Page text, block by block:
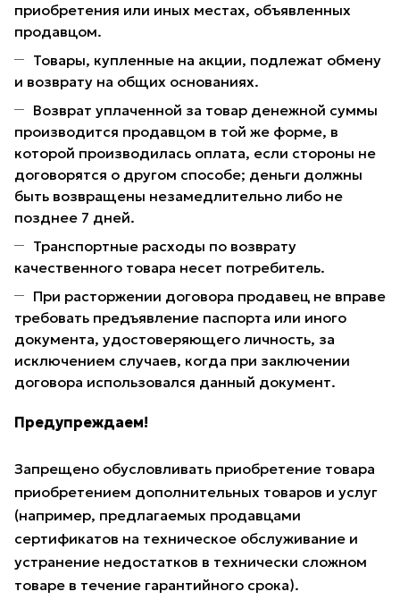
приобретения или иных местах, объявленных
продавцом.
Товары, купленные на акции, подлежат обмену
и возврату на общих основаниях.
Возврат уплаченной за товар денежной суммы
производится продавцом в той же форме, в
которой производилась оплата, если стороны не
договорятся о другом способе; деньги должны
быть возвращены незамедлительно либо не
позднее 7 дней.
Транспортные расходы по возврату
качественного товара несет потребитель.
При расторжении договора продавец не вправе
требовать предъявление паспорта или иного
документа, удостоверяющего личность, за
исключением случаев, когда при заключении
договора использовался данный документ.
Предупреждаем!
Запрещено обусловливать приобретение товара
приобретением дополнительных товаров и услуг
(например, предлагаемых продавцами
сертификатов на техническое обслуживание и
устранение недостатков в технически сложном
товаре в течение гарантийного срока).